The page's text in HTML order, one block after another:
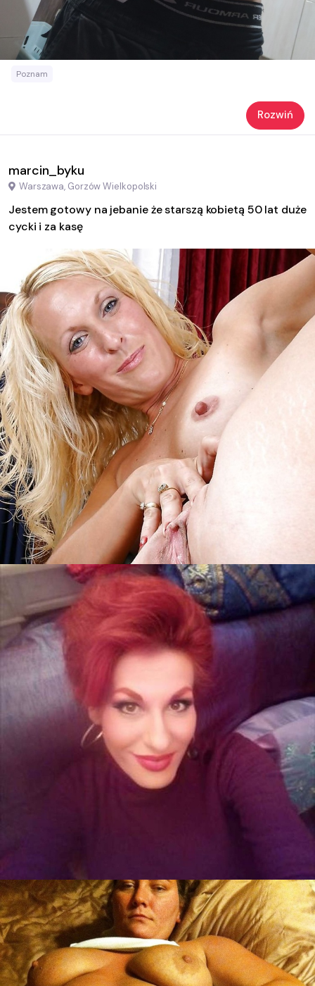
Poznam
Rozwiń
marcin_byku
Warszawa, Gorzów Wielkopolski
Jestem gotowy na jebanie że starszą kobietą 50 lat duże
cycki i za kasę